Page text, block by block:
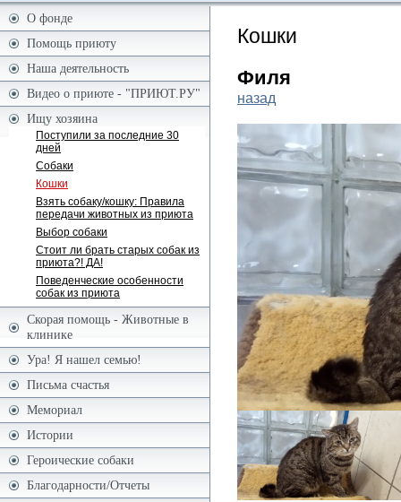
Кошки
Филя
назад
О фонде
Помощь приюту
Наша деятельность
Видео о приюте - "ПРИЮТ.РУ"
Ищу хозяина
Поступили за последние 30
дней
Собаки
Кошки
Взять собаку/кошку: Правила
передачи животных из приюта
Выбор собаки
Стоит ли брать старых собак из
приюта?! ДА!
Поведенческие особенности
собак из приюта
Скорая помощь - Животные в
клинике
Ура! Я нашел семью!
Письма счастья
Мемориал
Истории
Героические собаки
Благодарности/Отчеты